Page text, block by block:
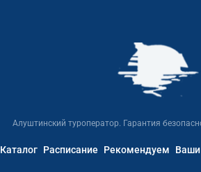
Алуштинский туроператор. Гарантия
Каталог Расписание Рекомендуем